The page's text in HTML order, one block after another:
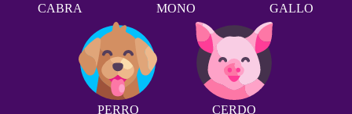
CABRA MONO GALLO
PERRO CERDO